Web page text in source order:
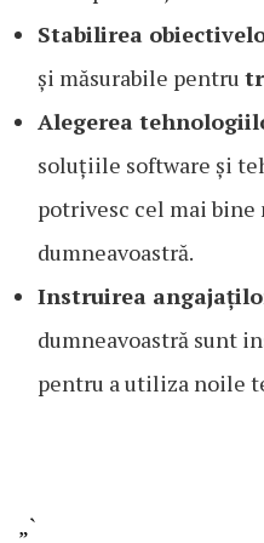
Stabilirea
și măsurabile pentru
Alegerea
soluțiile software și
potrivesc cel mai
dumneavoastră.
Instruirea
dumneavoastră sunt
pentru a utiliza noile
„`